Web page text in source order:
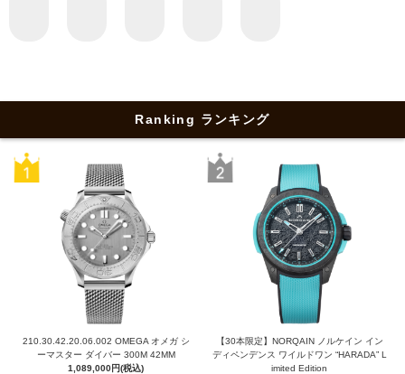
Ranking ランキング
210.30.42.20.06.002 OMEGA オメガ シ
ーマスター ダイバー 300M 42MM
1,089,000円(税込)
【30本限定】NORQAIN ノルケイン イン
ディペンデンス ワイルドワン “HARADA” L
imited Edition